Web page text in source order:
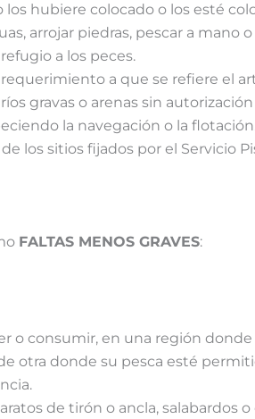
hubiere colocado o los esté
arrojar piedras, pescar a mano
a los peces.
a que se refiere el
gravas o arenas sin
la navegación o la
los sitios fijados por el Servicio
FALTAS MENOS GRAVES:
o consumir, en una región
otra donde su pesca esté
de tirón o ancla, salabardos